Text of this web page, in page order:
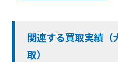
関連する買取実績（
取）